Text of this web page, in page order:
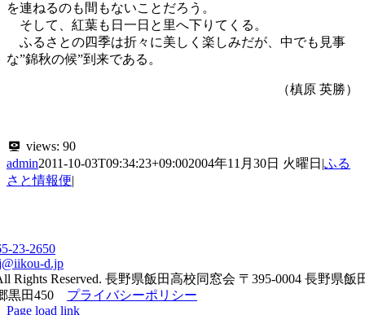
を連ねるのも間もないことだろう。
そして、紅葉も日一日と里へ下りてくる。
ふるさとの四季は折々に美しく楽しみだが、中でも見事
な”錦秋の候”到来である。
（槙原 英勝）
views: 90
admin2011-10-03T09:34:23+09:002004年11月30日 火曜日 |ふる
さと情報便|
23-2650
d.jp
Rights Reserved. 長野県飯田高校同窓会 〒395-0004 長野県飯
黒田450 プライバシーポリシー
Page load link